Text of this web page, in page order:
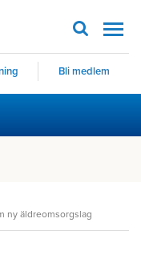
Bli medlem
ny äldreomsorgslag